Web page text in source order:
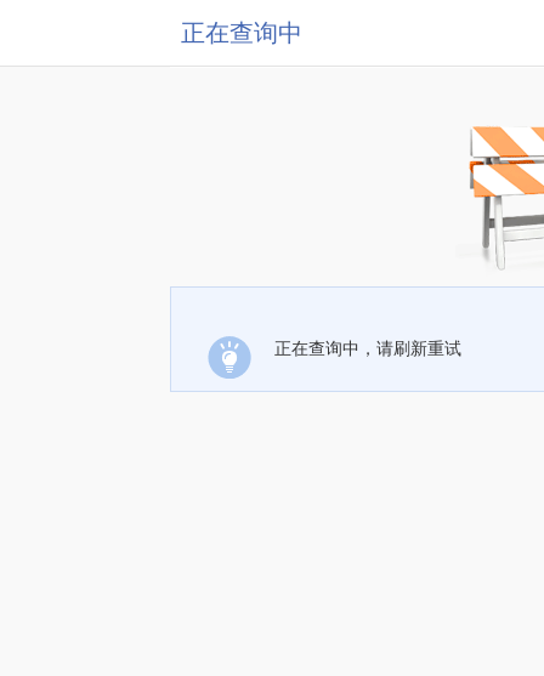
正在查询中
正在查询中，请刷新重试